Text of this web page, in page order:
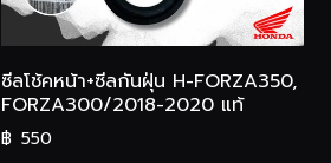
ซีลโช้คหน้า+ซีลกันฝุ่น H-FORZA350,
FORZA300/2018-2020 แท้
฿ 550